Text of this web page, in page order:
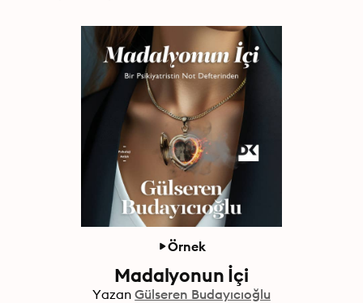
Örnek
Madalyonun İçi
Yazan Gülseren Budayıcıoğlu